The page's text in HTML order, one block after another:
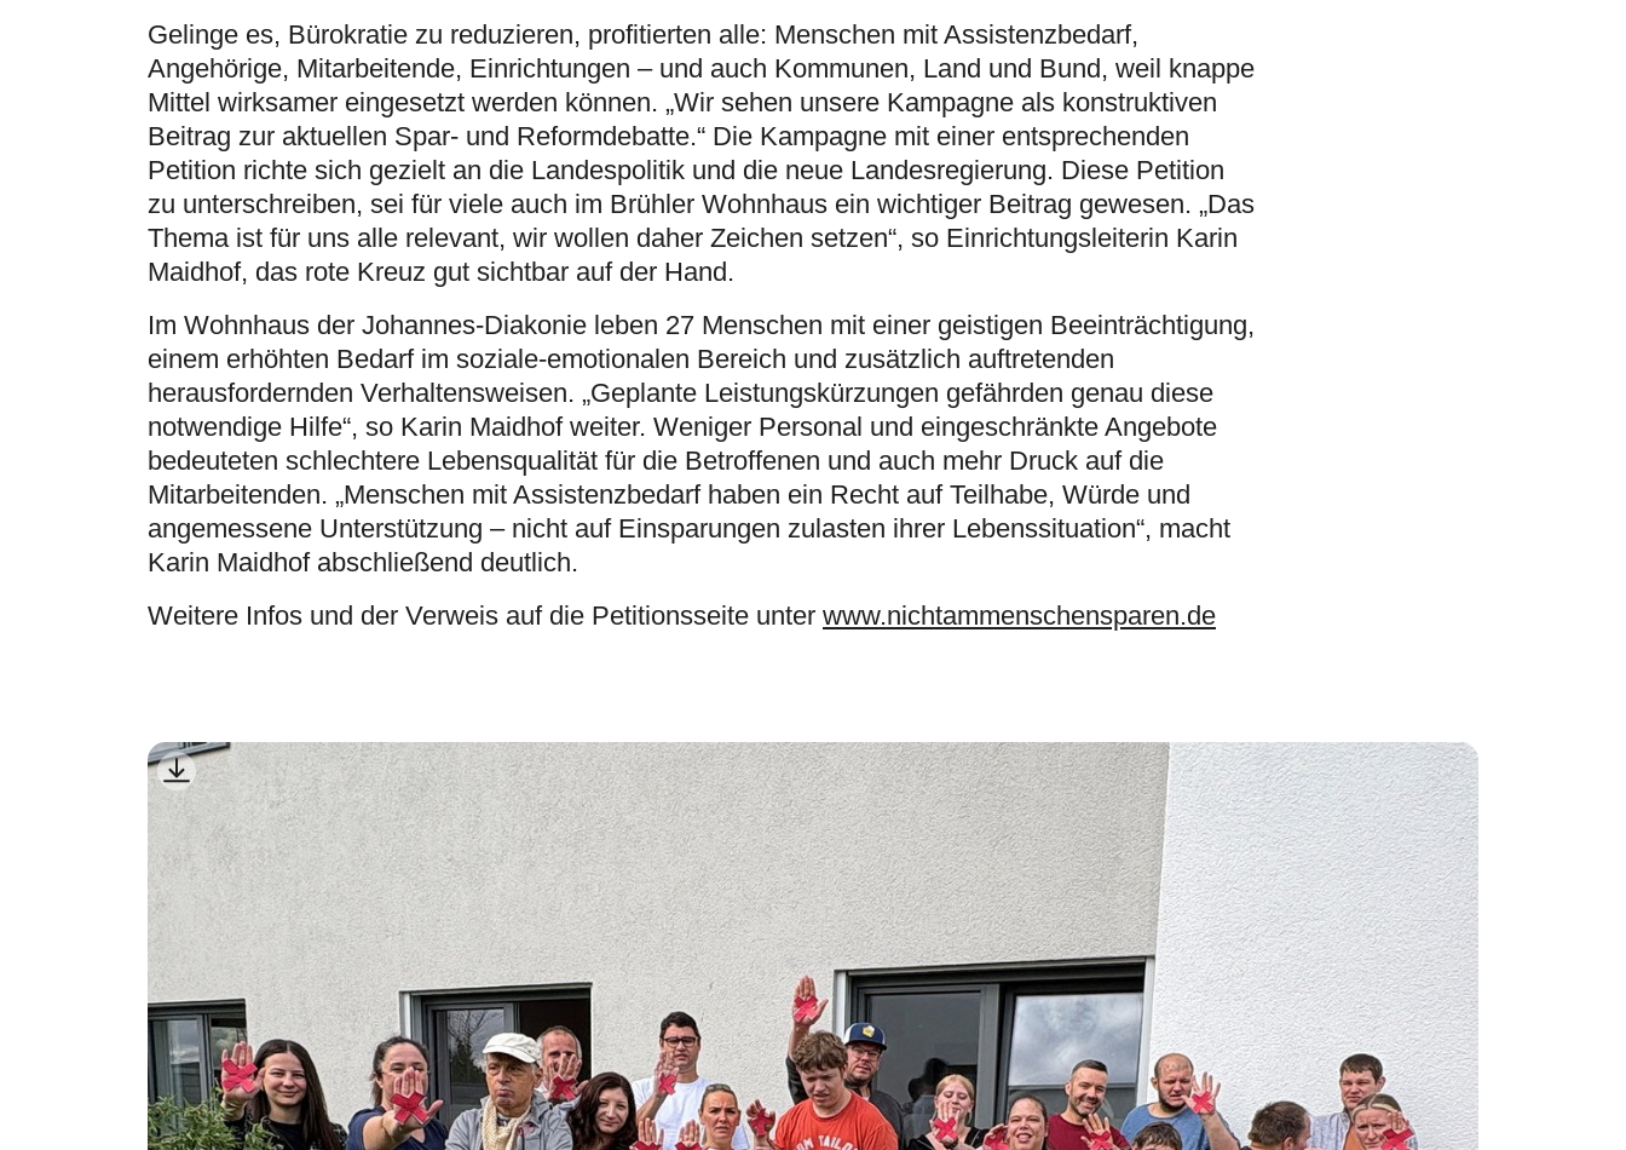
Gelinge es, Bürokratie zu reduzieren, profitierten alle: Menschen mit Assistenzbedarf,
Angehörige, Mitarbeitende, Einrichtungen – und auch Kommunen, Land und Bund, weil knappe
Mittel wirksamer eingesetzt werden können. „Wir sehen unsere Kampagne als konstruktiven
Beitrag zur aktuellen Spar- und Reformdebatte.“ Die Kampagne mit einer entsprechenden
Petition richte sich gezielt an die Landespolitik und die neue Landesregierung. Diese Petition
zu unterschreiben, sei für viele auch im Brühler Wohnhaus ein wichtiger Beitrag gewesen. „Das
Thema ist für uns alle relevant, wir wollen daher Zeichen setzen“, so Einrichtungsleiterin Karin
Maidhof, das rote Kreuz gut sichtbar auf der Hand.
Im Wohnhaus der Johannes-Diakonie leben 27 Menschen mit einer geistigen Beeinträchtigung,
einem erhöhten Bedarf im soziale-emotionalen Bereich und zusätzlich auftretenden
herausfordernden Verhaltensweisen. „Geplante Leistungskürzungen gefährden genau diese
notwendige Hilfe“, so Karin Maidhof weiter. Weniger Personal und eingeschränkte Angebote
bedeuteten schlechtere Lebensqualität für die Betroffenen und auch mehr Druck auf die
Mitarbeitenden. „Menschen mit Assistenzbedarf haben ein Recht auf Teilhabe, Würde und
angemessene Unterstützung – nicht auf Einsparungen zulasten ihrer Lebenssituation“, macht
Karin Maidhof abschließend deutlich.
Weitere Infos und der Verweis auf die Petitionsseite unter www.nichtammenschensparen.de